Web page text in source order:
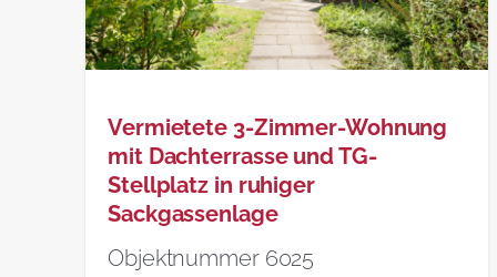
Vermietete 3-Zimmer-Wohnung
mit Dachterrasse und TG-
Stellplatz in ruhiger
Sackgassenlage
Objektnummer 6025